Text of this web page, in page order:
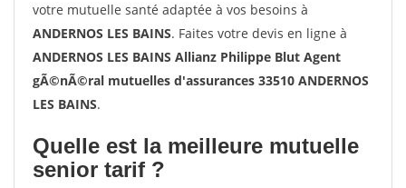
votre mutuelle santé adaptée à vos besoins à
ANDERNOS LES BAINS. Faites votre devis en ligne à
ANDERNOS LES BAINS Allianz Philippe Blut Agent
gÃ©nÃ©ral mutuelles d'assurances 33510 ANDERNOS
LES BAINS.
Quelle est la meilleure mutuelle
senior tarif ?